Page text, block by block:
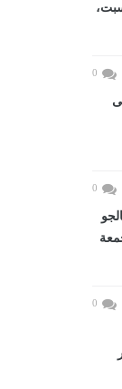
0
0
0